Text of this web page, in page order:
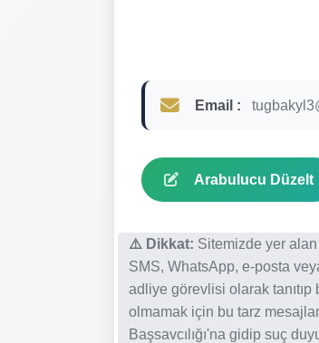
Email :
Arabulucu Düzelt
⚠️ Dikkat: Sitemizde yer
SMS, WhatsApp, e-posta
adliye görevlisi olarak tanıtıp
olmamak için bu tarz mesajlar
Başsavcılığı'na gidip suç